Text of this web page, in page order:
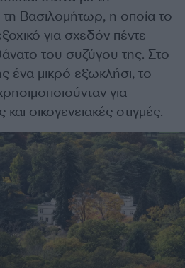
τη Βασιλομήτωρ, η οποία το
για σχεδόν πέντε
του συζύγου της. Στο
ένα μικρό εξωκλήσι, το
για
και οικογενειακές στιγμές.